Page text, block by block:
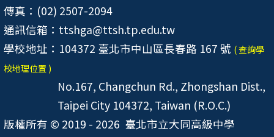
傳真：(02) 2507-2094
通訊信箱：ttshga@ttsh.tp.edu.tw
學校地址：104372 臺北市中山區長春路 167 號 ( 查詢學
校地理位置 )
No.167, Changchun Rd., Zhongshan Dist.,
Taipei City 104372, Taiwan (R.O.C.)
版權所有 © 2019 - 2026 臺北市立大同高級中學